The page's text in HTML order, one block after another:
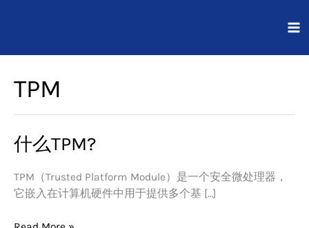
容
TPM
什么TPM?
TPM（Trusted Platform Module）是一个安全微处理器，
它嵌入在计算机硬件中用于提供多个基 […]
什
么
TPM?